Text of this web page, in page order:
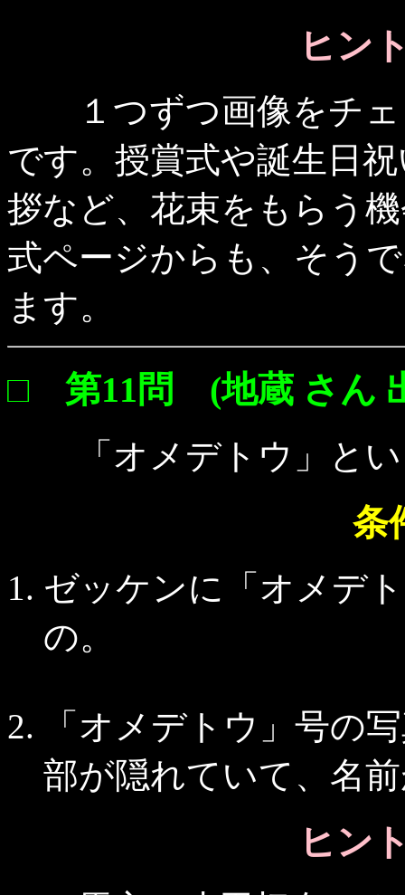
ヒン
１つずつ画像をチェ
です。授賞式や誕生日
拶など、花束をもらう
式ページからも、そう
ます。
□ 第11問 (地蔵 さん
「オメデトウ」とい
条
ゼッケンに「オメデ
の。
「オメデトウ」号の
部が隠れていて、名
ヒン